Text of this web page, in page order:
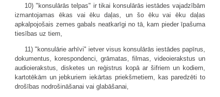
10) "konsulārās telpas" ir tikai konsulārās iestādes vajadzībām
izmantojamas ēkas vai ēku daļas, un šo ēku vai ēku daļas
apkalpojošais zemes gabals neatkarīgi no tā, kam pieder īpašuma
tiesības uz tiem,
11) "konsulārie arhīvi" ietver visus konsulārās iestādes papīrus,
dokumentus, korespondenci, grāmatas, filmas, videoierakstus un
audioierakstus, disketes un reģistrus kopā ar šifriem un kodiem,
kartotēkām un jebkuriem iekārtas priekšmetiem, kas paredzēti to
drošības nodrošināšanai vai glabāšanai,